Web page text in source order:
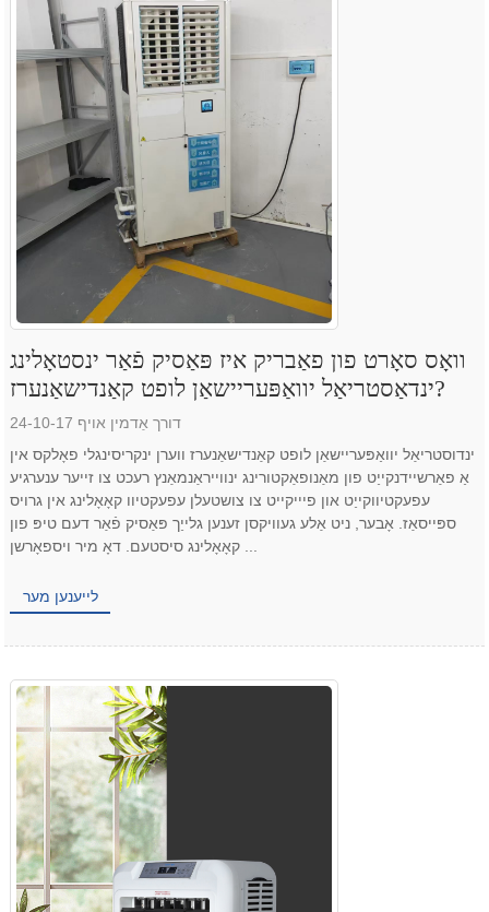
וואָס סאָרט פון פאַבריק איז פּאַסיק פֿאַר ינסטאָלינג
ינדאַסטריאַל יוואַפּעריישאַן לופט קאַנדישאַנערז?
דורך אַדמין אויף 24-10-17
ינדוסטריאַל יוואַפּעריישאַן לופט קאַנדישאַנערז ווערן ינקריסינגלי פאָלקס אין
אַ פאַרשיידנקייַט פון מאַנופאַקטורינג ינווייראַנמאַנץ רעכט צו זייער ענערגיע
עפעקטיווקייַט און פיייקייט צו צושטעלן עפעקטיוו קאָאָלינג אין גרויס
ספּייסאַז. אָבער, ניט אַלע געוויקסן זענען גלייַך פּאַסיק פֿאַר דעם טיפּ פון
קאָאָלינג סיסטעם. דאָ מיר ויספאָרשן ...
לייענען מער